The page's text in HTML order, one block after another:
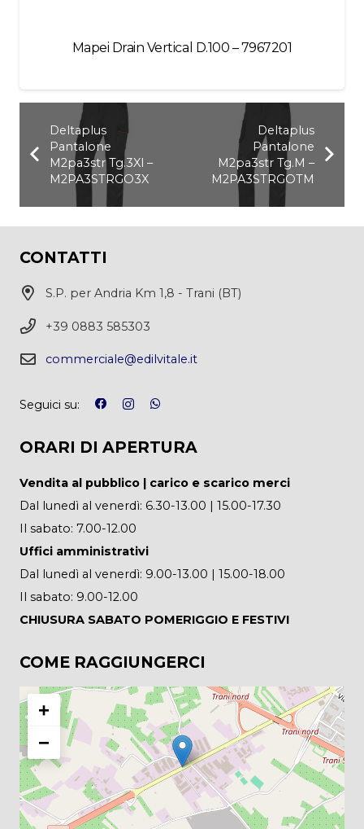
Mapei Drain Vertical D.100 – 7967201
Deltaplus
Pantalone
M2pa3str Tg.3Xl –
M2PA3STRGO3X
Deltaplus
Pantalone
M2pa3str Tg.M –
M2PA3STRGOTM
CONTATTI
S.P. per Andria Km 1,8 - Trani (BT)
+39 0883 585303
commerciale@edilvitale.it
Seguici su:
ORARI DI APERTURA
Vendita al pubblico | carico e scarico merci
Dal lunedì al venerdì: 6.30-13.00 | 15.00-17.30
Il sabato: 7.00-12.00
Uffici amministrativi
Dal lunedì al venerdì: 9.00-13.00 | 15.00-18.00
Il sabato: 9.00-12.00
CHIUSURA SABATO POMERIGGIO E FESTIVI
COME RAGGIUNGERCI
+
−